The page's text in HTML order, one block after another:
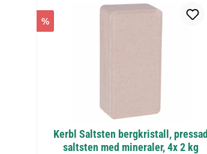
%
Kerbl Saltsten bergkristall, pressad
saltsten med mineraler, 4x 2 kg